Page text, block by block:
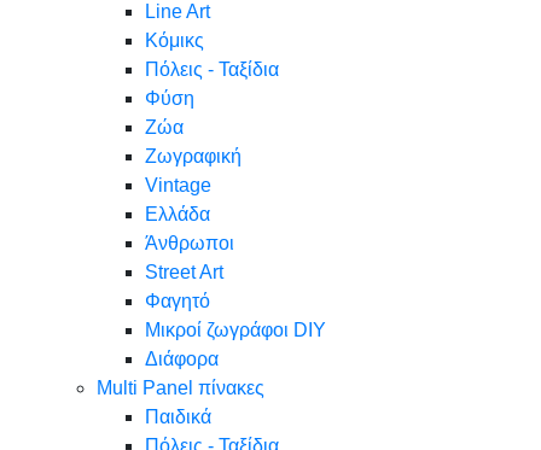
Line Art
Κόμικς
Πόλεις - Ταξίδια
Φύση
Ζώα
Ζωγραφική
Vintage
Ελλάδα
Άνθρωποι
Street Art
Φαγητό
Μικροί ζωγράφοι DIY
Διάφορα
Multi Panel πίνακες
Παιδικά
Πόλεις - Ταξίδια